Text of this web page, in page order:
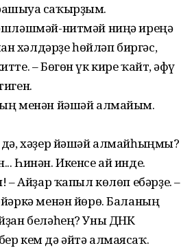
саҡырҙым.
нитмәй ниңә иреңә
хәлдәрҙе һөйләп биргәс,
– Бөгөн үк кире ҡайт, ғәфү
менән йәшәй алмайым.
хәҙер йәшәй алмайһыңмы?
Һинән. Икенсе ай инде.
– Айҙар ҡапыл көлөп ебәрҙе. –
менән йөрө. Баланың
беләһең? Уны ДНК
кем дә әйтә алмаясаҡ.